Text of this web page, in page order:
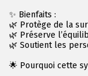
✨ Bienfaits :
🌿 Protège de la
🌿 Préserve
🌿 Soutient les
🌟 Pourquoi cette